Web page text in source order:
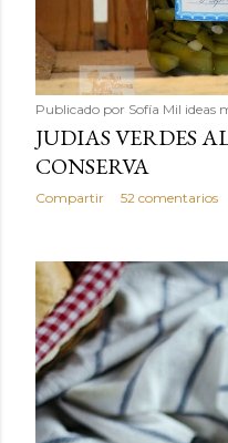
Publicado por Sofía Mil ideas
JUDIAS VERDES
CONSERVA
Compartir 52 comentarios